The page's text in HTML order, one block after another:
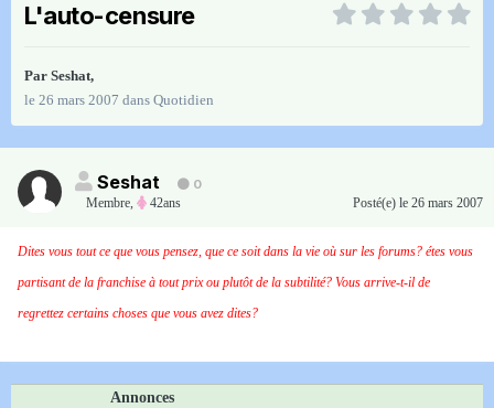
L'auto-censure
Par Seshat,
le 26 mars 2007 dans Quotidien
Seshat
0
Membre, 42ans Posté(e) le 26 mars 2007
Dites vous tout ce que vous pensez, que ce soit dans la vie où sur les forums? étes vous
partisant de la franchise à tout prix ou plutôt de la subtilité? Vous arrive-t-il de
regrettez certains choses que vous avez dites?
Annonces